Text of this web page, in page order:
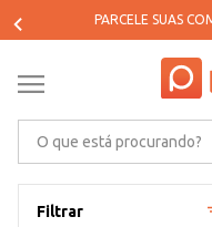
PARCELE SUAS
Filtrar